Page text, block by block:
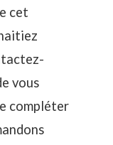
cet
vous
compléter